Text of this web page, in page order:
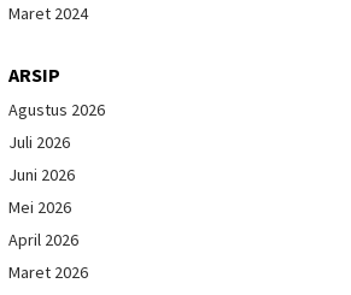
Maret 2024
ARSIP
Agustus 2026
Juli 2026
Juni 2026
Mei 2026
April 2026
Maret 2026